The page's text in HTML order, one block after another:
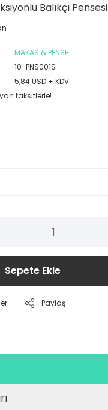
Balıkçı Pensesi
MAKAS & PENSE
10-PNS001S
5,84 USD + KDV
taksitlerle!
Sepete Ekle
Paylaş